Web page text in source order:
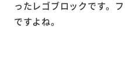
ったレゴブロックです。
ですよね。